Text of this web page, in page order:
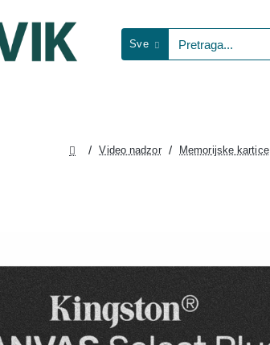
Sve
Pretraga...
Video nadzor Memorijske kartice